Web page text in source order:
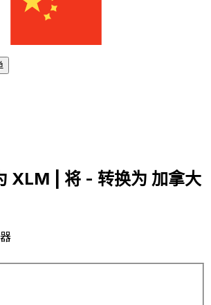
XLM | 将 - 转换为 加拿大